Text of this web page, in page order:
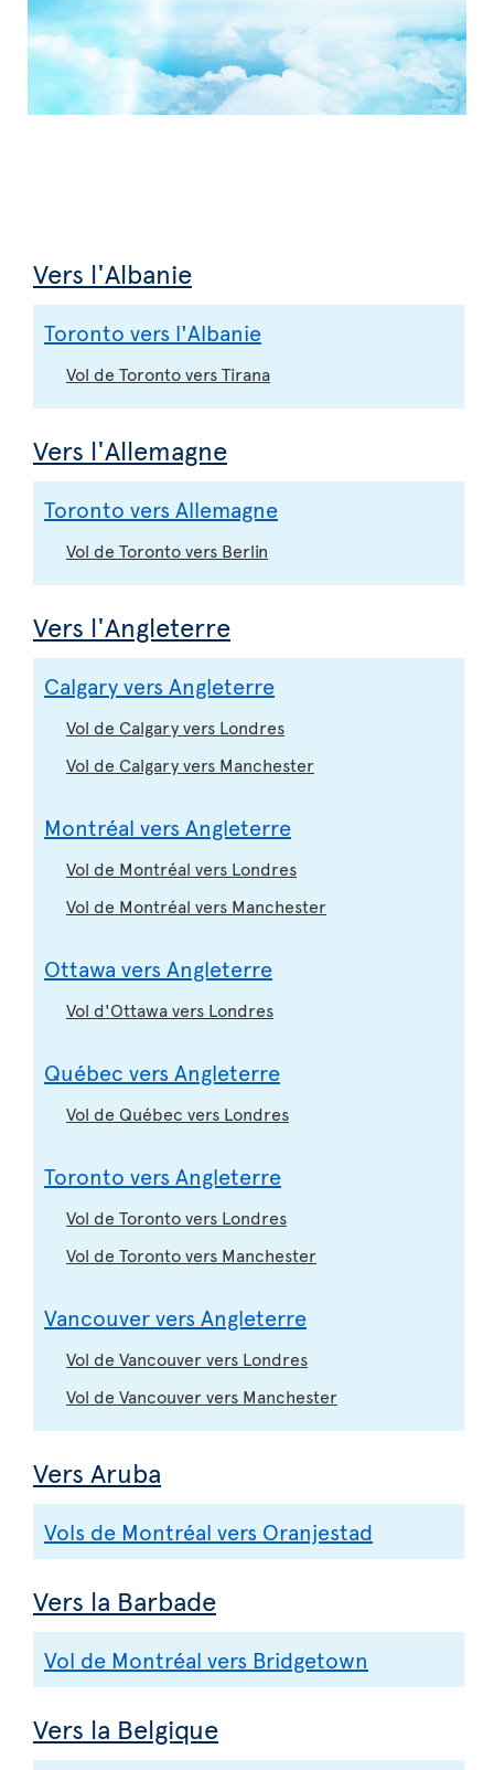
Vers l'Albanie
Toronto vers l'Albanie
Vol de Toronto vers Tirana
Vers l'Allemagne
Toronto vers Allemagne
Vol de Toronto vers Berlin
Vers l'Angleterre
Calgary vers Angleterre
Vol de Calgary vers Londres
Vol de Calgary vers Manchester
Montréal vers Angleterre
Vol de Montréal vers Londres
Vol de Montréal vers Manchester
Ottawa vers Angleterre
Vol d'Ottawa vers Londres
Québec vers Angleterre
Vol de Québec vers Londres
Toronto vers Angleterre
Vol de Toronto vers Londres
Vol de Toronto vers Manchester
Vancouver vers Angleterre
Vol de Vancouver vers Londres
Vol de Vancouver vers Manchester
Vers Aruba
Vols de Montréal vers Oranjestad
Vers la Barbade
Vol de Montréal vers Bridgetown
Vers la Belgique